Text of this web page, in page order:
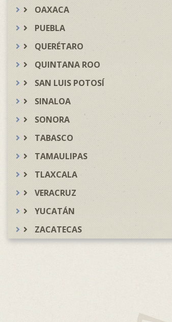
OAXACA
PUEBLA
QUERÉTARO
QUINTANA ROO
SAN LUIS POTOSÍ
SINALOA
SONORA
TABASCO
TAMAULIPAS
TLAXCALA
VERACRUZ
YUCATÁN
ZACATECAS